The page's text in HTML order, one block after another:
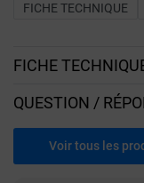
FICHE TECHNIQUE
FICHE
QUESTION /
Voir tous les